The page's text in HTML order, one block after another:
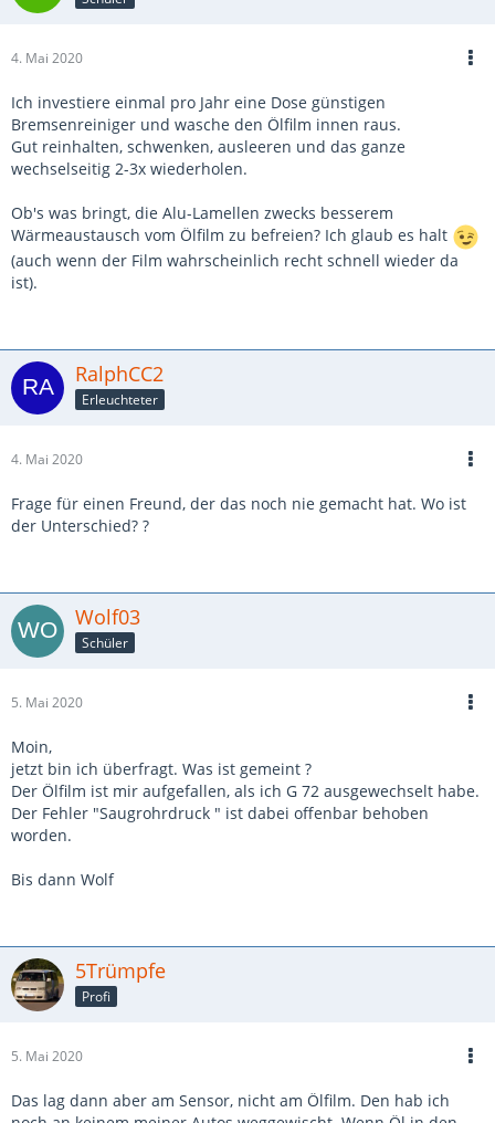
4. Mai 2020
Ich investiere einmal pro Jahr eine Dose günstigen
Bremsenreiniger und wasche den Ölfilm innen raus.
Gut reinhalten, schwenken, ausleeren und das ganze
wechselseitig 2-3x wiederholen.
Ob's was bringt, die Alu-Lamellen zwecks besserem
Wärmeaustausch vom Ölfilm zu befreien? Ich glaub es halt
(auch wenn der Film wahrscheinlich recht schnell wieder da
ist).
RalphCC2
Erleuchteter
4. Mai 2020
Frage für einen Freund, der das noch nie gemacht hat. Wo ist
der Unterschied? ?
Wolf03
Schüler
5. Mai 2020
Moin,
jetzt bin ich überfragt. Was ist gemeint ?
Der Ölfilm ist mir aufgefallen, als ich G 72 ausgewechselt habe.
Der Fehler "Saugrohrdruck " ist dabei offenbar behoben
worden.
Bis dann Wolf
5Trümpfe
Profi
5. Mai 2020
Das lag dann aber am Sensor, nicht am Ölfilm. Den hab ich